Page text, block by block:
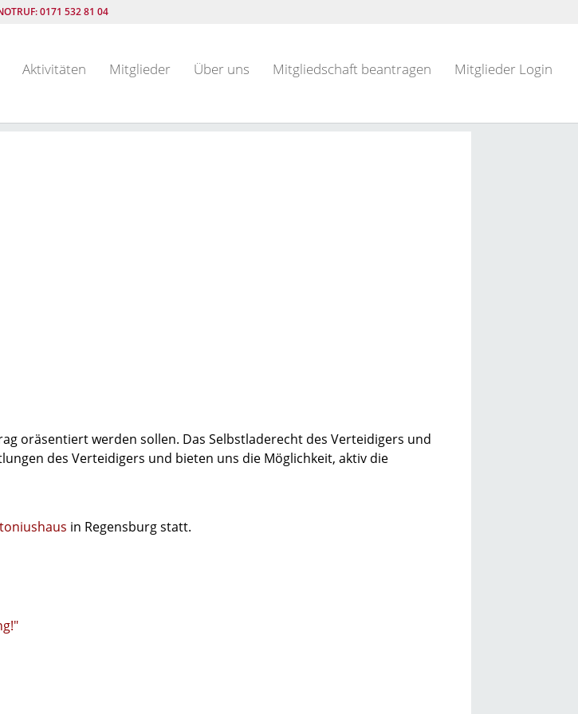
0171 532 81 04
Aktivitäten Mitglieder Über uns Mitgliedschaft beantragen Mitglieder Login
oräsentiert werden sollen. Das Selbstladerecht des Verteidigers und
des Verteidigers und bieten uns die Möglichkeit, aktiv die
in Regensburg statt.